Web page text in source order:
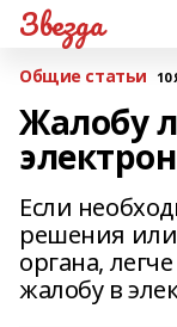
Звезда
Общие статьи 10
Жалобу
Если
решения или
органа,
жалобу в